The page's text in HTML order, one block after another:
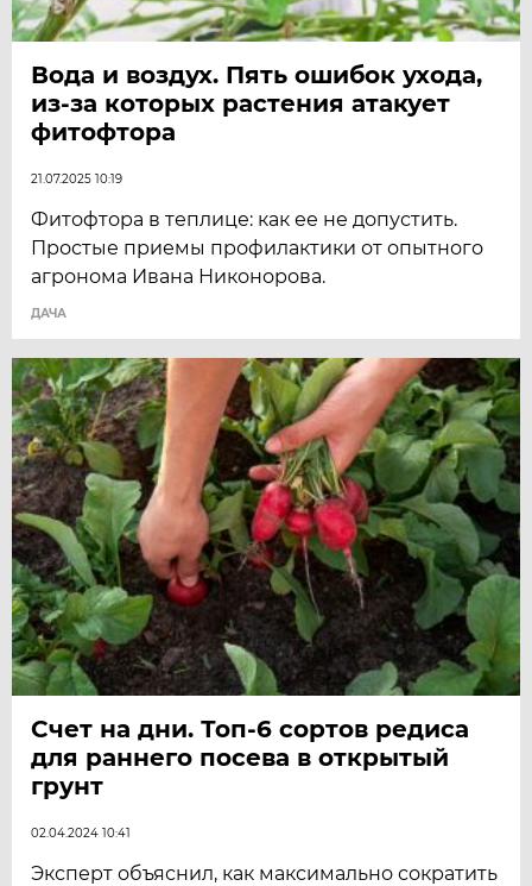
Вода и воздух. Пять ошибок ухода,
из-за которых растения атакует
фитофтора
21.07.2025 10:19
Фитофтора в теплице: как ее не допустить.
Простые приемы профилактики от опытного
агронома Ивана Никонорова.
ДАЧА
Счет на дни. Топ-6 сортов редиса
для раннего посева в открытый
грунт
02.04.2024 10:41
Эксперт объяснил, как максимально сократить